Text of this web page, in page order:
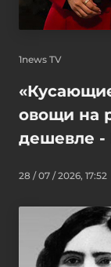
1news TV
овощи на
дешевле
28 / 07 / 2026, 17:52